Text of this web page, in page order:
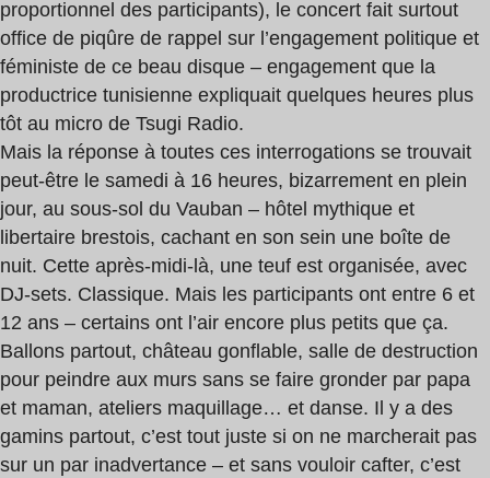
proportionnel des participants), le concert fait surtout
office de piqûre de rappel sur l’engagement politique et
féministe de ce beau disque – engagement que la
productrice tunisienne expliquait quelques heures plus
tôt au micro de Tsugi Radio.
Mais la réponse à toutes ces interrogations se trouvait
peut-être le samedi à 16 heures, bizarrement en plein
jour, au sous-sol du Vauban – hôtel mythique et
libertaire brestois, cachant en son sein une boîte de
nuit. Cette après-midi-là, une teuf est organisée, avec
DJ-sets. Classique. Mais les participants ont entre 6 et
12 ans – certains ont l’air encore plus petits que ça.
Ballons partout, château gonflable, salle de destruction
pour peindre aux murs sans se faire gronder par papa
et maman, ateliers maquillage… et danse. Il y a des
gamins partout, c’est tout juste si on ne marcherait pas
sur un par inadvertance – et sans vouloir cafter, c’est